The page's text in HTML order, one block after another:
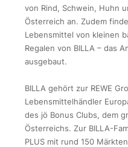
von Rind, Schwein, Huhn
Österreich an. Zudem
Lebensmittel von kleinen
Regalen von BILLA – das
ausgebaut.
BILLA gehört zur REWE
Lebensmittelhändler
des jö Bonus Clubs, dem
Österreichs. Zur BILLA-
PLUS mit rund 150